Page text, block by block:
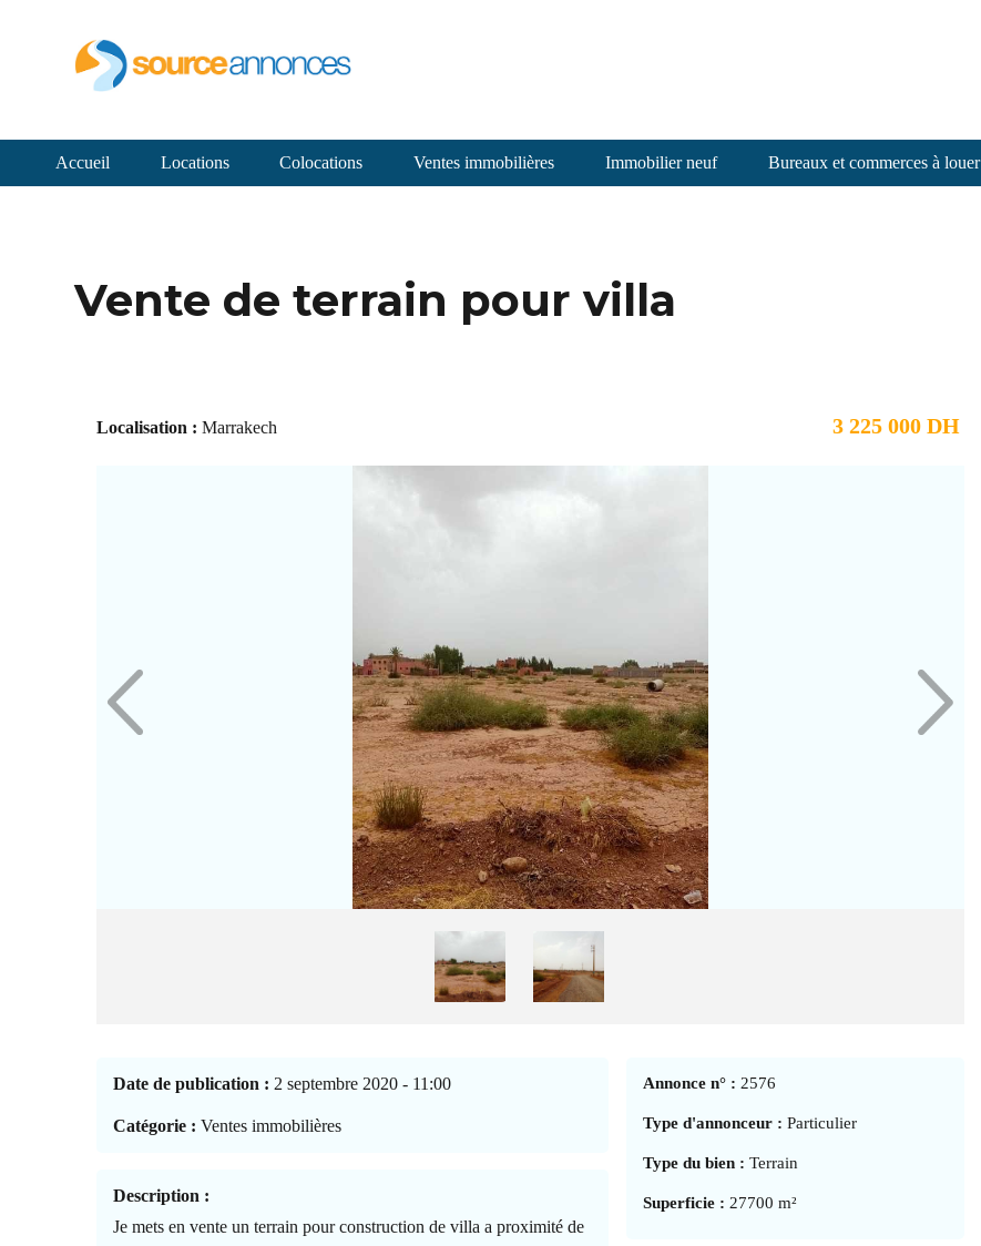
Accueil Locations Colocations Ventes immobilières Immobilier neuf Bureaux et commerces à louer
Vente de terrain pour villa
Localisation : Marrakech 3 225 000 DH
Date de publication : 2 septembre 2020 - 11:00
Catégorie : Ventes immobilières
Description :
Je mets en vente un terrain pour construction de villa a proximité de
Annonce n° : 2576
Type d'annonceur : Particulier
Type du bien : Terrain
Superficie : 27700 m²